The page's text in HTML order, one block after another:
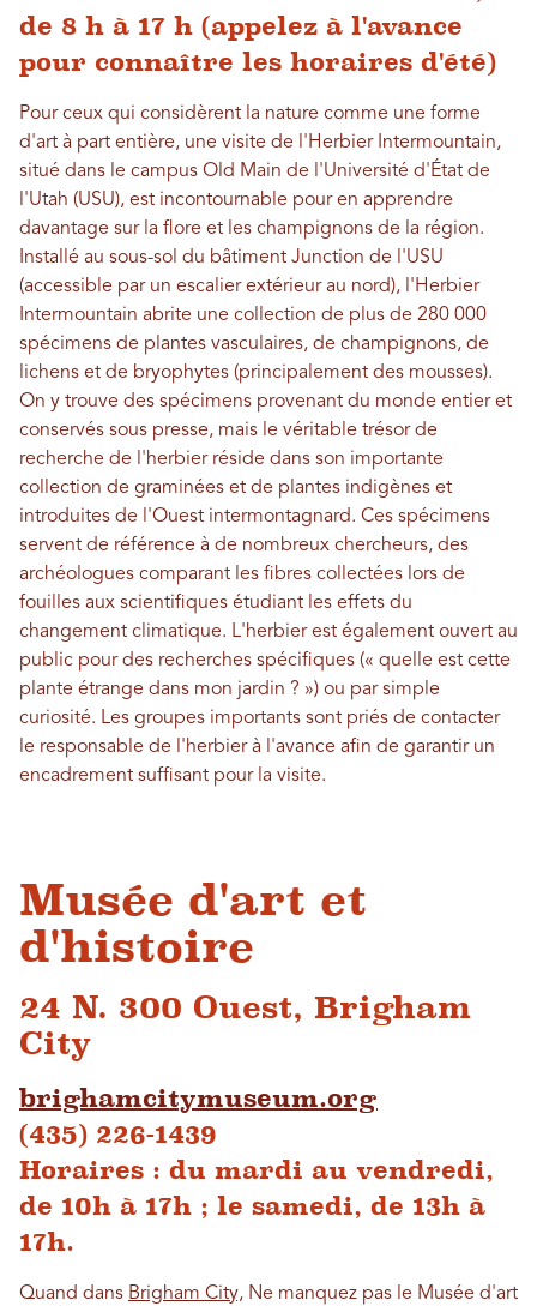
de 8 h à 17 h (appelez à l'avance
pour connaître les horaires d'été)
Pour ceux qui considèrent la nature comme une forme
d'art à part entière, une visite de l'Herbier Intermountain,
situé dans le campus Old Main de l'Université d'État de
l'Utah (USU), est incontournable pour en apprendre
davantage sur la flore et les champignons de la région.
Installé au sous-sol du bâtiment Junction de l'USU
(accessible par un escalier extérieur au nord), l'Herbier
Intermountain abrite une collection de plus de 280 000
spécimens de plantes vasculaires, de champignons, de
lichens et de bryophytes (principalement des mousses).
On y trouve des spécimens provenant du monde entier et
conservés sous presse, mais le véritable trésor de
recherche de l'herbier réside dans son importante
collection de graminées et de plantes indigènes et
introduites de l'Ouest intermontagnard. Ces spécimens
servent de référence à de nombreux chercheurs, des
archéologues comparant les fibres collectées lors de
fouilles aux scientifiques étudiant les effets du
changement climatique. L'herbier est également ouvert au
public pour des recherches spécifiques (« quelle est cette
plante étrange dans mon jardin ? ») ou par simple
curiosité. Les groupes importants sont priés de contacter
le responsable de l'herbier à l'avance afin de garantir un
encadrement suffisant pour la visite.
Musée d'art et
d'histoire
24 N. 300 Ouest, Brigham
City
brighamcitymuseum.org
(435) 226-1439
Horaires : du mardi au vendredi,
de 10h à 17h ; le samedi, de 13h à
17h.
Quand dans Brigham City, Ne manquez pas le Musée d'art